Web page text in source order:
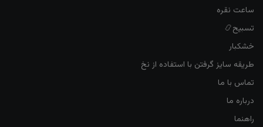
ساعت نقره
تسبیح📿
خشکبار
طریقه سایز گرفتن با استفاده از نخ
تماس با ما
درباره ما
راهنما